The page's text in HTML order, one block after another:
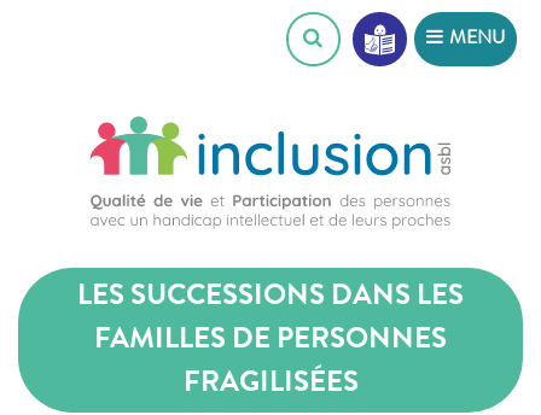
MENU
LES SUCCESSIONS DANS LES
FAMILLES DE PERSONNES
FRAGILISÉES